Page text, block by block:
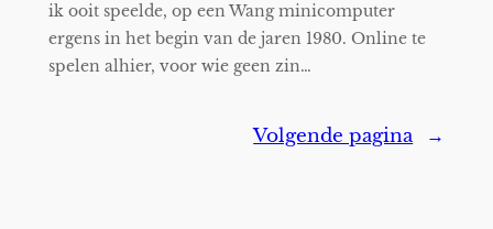
ik ooit speelde, op een Wang minicomputer
ergens in het begin van de jaren 1980. Online te
spelen alhier, voor wie geen zin…
Volgende pagina →